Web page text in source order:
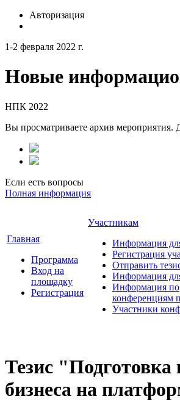
Авторизация
1-2 февраля 2022 г.
Новые
НПК 2022
Вы просматриваете архив мероприятия.
Если есть вопросы
Полная информация
Главная
Программа
Вход на
площадку
Регистрация
Участникам
Информация
Регистрация
Отправить
Информация
Информация по
конференциям
Участники
Тезис
бизнеса на